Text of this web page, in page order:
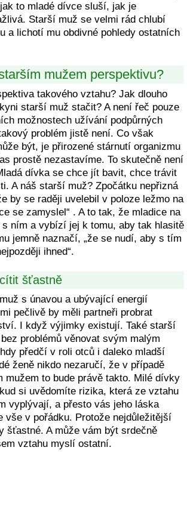
to mladé dívce sluší, jak je
Starší muž se velmi rád chlubí
a lichotí mu obdivné pohledy ostatních
mužem perspektivu?
takového vztahu? Jak dlouho
starší muž stačit? A není řeč pouze
možnostech užívání podpůrných
problém jistě není. Co však
být, je přirozené stárnutí organizmu
prostě nezastavíme. To skutečně není
dívka se chce jít bavit, chce trávit
A náš starší muž? Zpočátku nepřizná
by se raději uvelebil v poloze ležmo na
se zamyslel“ . A to tak, že mladice na
s ním a vybízí jej k tomu, aby tak hlasitě
jemně naznačí, „že se nudí, aby s tím
ihned“.
šťastně
s únavou a ubývající energií
pečlivě by měli partneři probrat
I když výjimky existují. Také starší
problémů věnovat svým malým
předčí v roli otců i daleko mladší
ženě nikdo nezaručí, že v případě
mužem to bude právě takto. Milé dívky
si uvědomíte rizika, která ze vztahu
vyplývají, a přesto vás jeho láska
vše v pořádku. Protože nejdůležitější
šťastné. A může vám být srdečně
vztahu myslí ostatní.